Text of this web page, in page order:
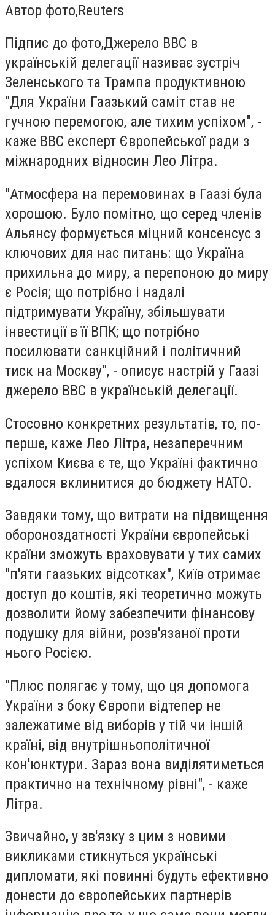
Автор фото,Reuters
Підпис до фото,Джерело ВВС в
українській делегації називає зустріч
Зеленського та Трампа продуктивною
"Для України Гаазький саміт став не
гучною перемогою, але тихим успіхом", -
каже ВВС експерт Європейської ради з
міжнародних відносин Лео Літра.
"Атмосфера на перемовинах в Гаазі була
хорошою. Було помітно, що серед членів
Альянсу формується міцний консенсус з
ключових для нас питань: що Україна
прихильна до миру, а перепоною до миру
є Росія; що потрібно і надалі
підтримувати Україну, збільшувати
інвестиції в її ВПК; що потрібно
посилювати санкційний і політичний
тиск на Москву", - описує настрій у Гаазі
джерело ВВС в українській делегації.
Стосовно конкретних результатів, то, по-
перше, каже Лео Літра, незаперечним
успіхом Києва є те, що Україні фактично
вдалося вклинитися до бюджету НАТО.
Завдяки тому, що витрати на підвищення
обороноздатності України європейські
країни зможуть враховувати у тих самих
"п'яти гаазьких відсотках", Київ отримає
доступ до коштів, які теоретично можуть
дозволити йому забезпечити фінансову
подушку для війни, розв'язаної проти
нього Росією.
"Плюс полягає у тому, що ця допомога
України з боку Європи відтепер не
залежатиме від виборів у тій чи іншій
країні, від внутрішньополітичної
кон'юнктури. Зараз вона виділятиметься
практично на технічному рівні", - каже
Літра.
Звичайно, у зв'язку з цим з новими
викликами стикнуться українські
дипломати, які повинні будуть ефективно
донести до європейських партнерів